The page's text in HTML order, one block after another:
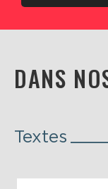
DANS
Textes